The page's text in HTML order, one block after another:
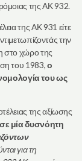
της ΑΚ 932.
της ΑΚ 931 είτε
την
στο χώρο της
του 1983,ο
του ως
της αξίωσης
σε μία δυσνόητη
για τη